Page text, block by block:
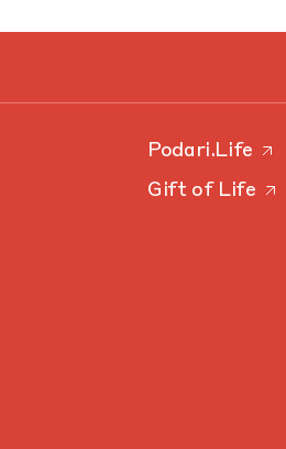
Podari.Life
Gift of Life